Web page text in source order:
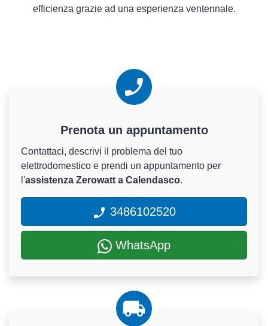
efficienza grazie ad una esperienza ventennale.
Prenota un appuntamento
Contattaci, descrivi il problema del tuo
elettrodomestico e prendi un appuntamento per
l'assistenza Zerowatt a Calendasco.
3486102520
WhatsApp